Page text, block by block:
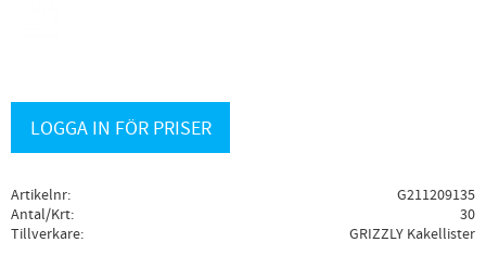
LOGGA IN FÖR PRISER
Artikelnr
G211209135
Antal/Krt
30
Tillverkare
GRIZZLY Kakellister